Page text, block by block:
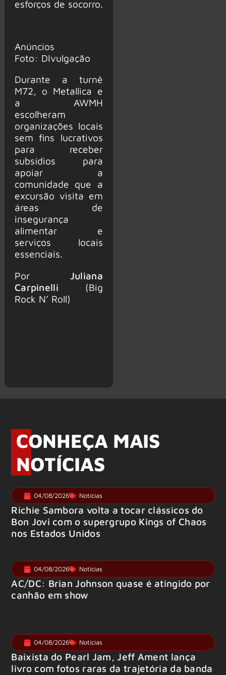
esforços de socorro.
Anúncios
Foto: DIvulgação
Durante a turnê
M72, o Metallica e
a AWMH
escolheram
organizações locais
sem fins lucrativos
para receber
subsídios para
apoiar a
comunidade que a
excursão visita em
áreas de
insegurança
alimentar e
serviços locais
essenciais.
Por Juliana
Carpinelli (Big
Rock N’ Roll)
CONHEÇA MAIS
NOTÍCIAS
04/08/2026 Notícias
Richie Sambora volta a tocar clássicos do
Bon Jovi com o supergrupo Kings of Chaos
nos Estados Unidos
04/08/2026 Notícias
AC/DC: Brian Johnson quase é atingido por
canhão em show
04/08/2026 Notícias
Baixista do Pearl Jam, Jeff Ament lança
livro com fotos raras da trajetória da banda